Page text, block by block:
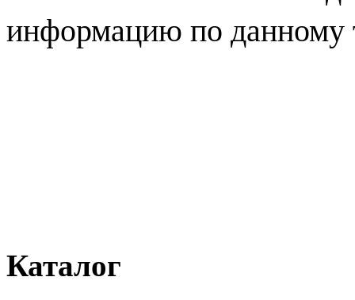
информацию по данному
Каталог